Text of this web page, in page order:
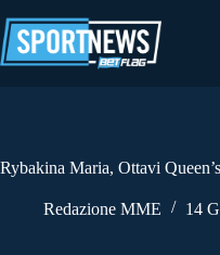
al
contenuto
Rybakina Maria, Ottavi
Redazione MME 14